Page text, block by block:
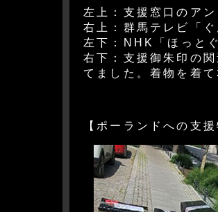
左上：支援窓口のア
右上：群馬テレビ「
左下：NHK「ほっと
右下：支援御朱印の
てました。着物を着
【ポーランドへの支援